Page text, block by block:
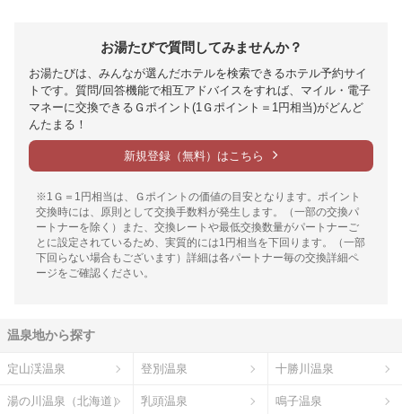
お湯たびで質問してみませんか？
お湯たびは、みんなが選んだホテルを検索できるホテル予約サイ
トです。質問/回答機能で相互アドバイスをすれば、マイル・電子
マネーに交換できるＧポイント(1Ｇポイント＝1円相当)がどんど
んたまる！
新規登録（無料）はこちら
※1Ｇ＝1円相当は、Ｇポイントの価値の目安となります。ポイント
交換時には、原則として交換手数料が発生します。（一部の交換パ
ートナーを除く）また、交換レートや最低交換数量がパートナーご
とに設定されているため、実質的には1円相当を下回ります。（一部
下回らない場合もございます）詳細は各パートナー毎の交換詳細ペ
ージをご確認ください。
温泉地から探す
定山渓温泉 登別温泉 十勝川温泉
湯の川温泉（北海道） 乳頭温泉 鳴子温泉